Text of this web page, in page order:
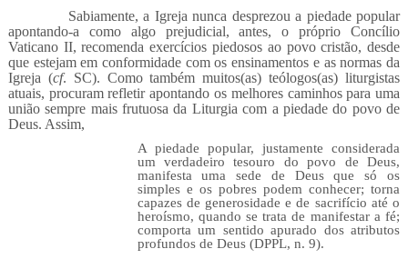
Sabiamente, a Igreja nunca desprezou a piedade popular
apontando-a como algo prejudicial, antes, o próprio Concílio
Vaticano II, recomenda exercícios piedosos ao povo cristão, desde
que estejam em conformidade com os ensinamentos e as normas da
Igreja (cf. SC). Como também muitos(as) teólogos(as) liturgistas
atuais, procuram refletir apontando os melhores caminhos para uma
união sempre mais frutuosa da Liturgia com a piedade do povo de
Deus. Assim,
A piedade popular, justamente considerada
um verdadeiro tesouro do povo de Deus,
manifesta uma sede de Deus que só os
simples e os pobres podem conhecer; torna
capazes de generosidade e de sacrifício até o
heroísmo, quando se trata de manifestar a fé;
comporta um sentido apurado dos atributos
profundos de Deus (DPPL, n. 9).